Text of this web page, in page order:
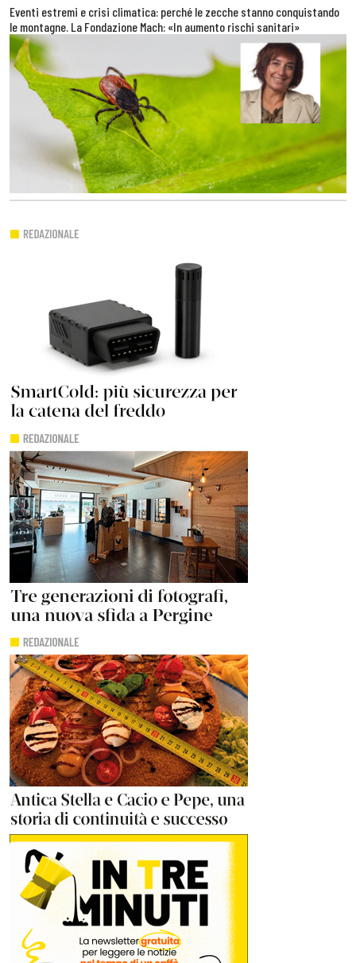
Eventi estremi e crisi climatica: perché le zecche stanno conquistando
le montagne. La Fondazione Mach: «In aumento rischi sanitari»